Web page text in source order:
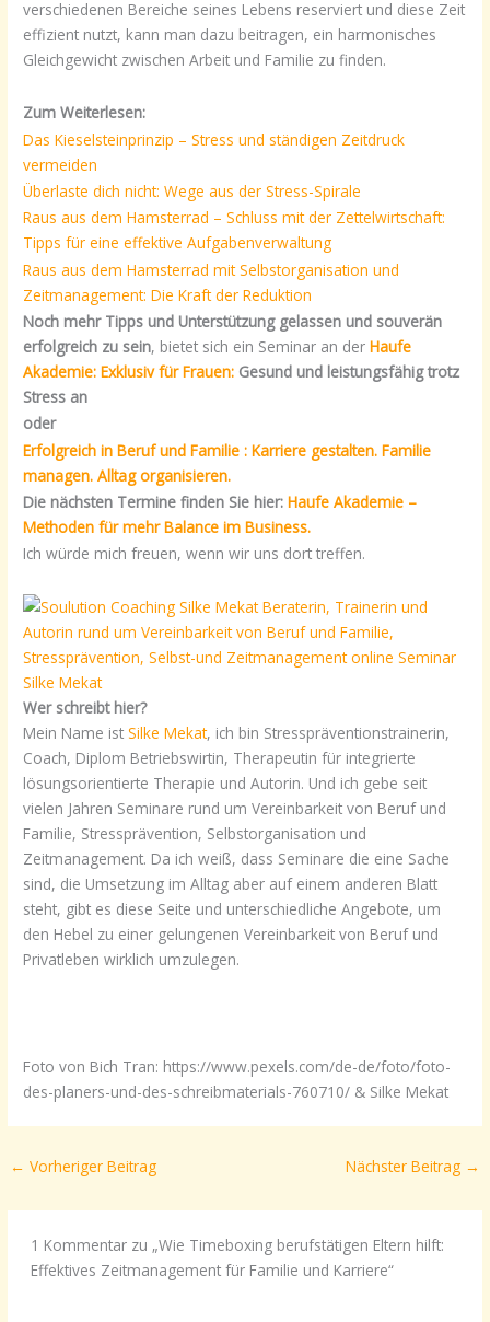
verschiedenen Bereiche seines Lebens reserviert und diese Zeit
effizient nutzt, kann man dazu beitragen, ein harmonisches
Gleichgewicht zwischen Arbeit und Familie zu finden.
Zum Weiterlesen:
Das Kieselsteinprinzip – Stress und ständigen Zeitdruck
vermeiden
Überlaste dich nicht: Wege aus der Stress-Spirale
Raus aus dem Hamsterrad – Schluss mit der Zettelwirtschaft:
Tipps für eine effektive Aufgabenverwaltung
Raus aus dem Hamsterrad mit Selbstorganisation und
Zeitmanagement: Die Kraft der Reduktion
Noch mehr Tipps und Unterstützung gelassen und souverän
erfolgreich zu sein, bietet sich ein Seminar an derHaufe
Akademie: Exklusiv für Frauen: Gesund und leistungsfähig trotz
Stress an
oder
Erfolgreich in Beruf und Familie : Karriere gestalten. Familie
managen. Alltag organisieren.
Die nächsten Termine finden Sie hier:Haufe Akademie –
Methoden für mehr Balance im Business.
Ich würde mich freuen, wenn wir uns dort treffen.
Wer schreibt hier?
Mein Name istSilke Mekat, ich bin Stresspräventionstrainerin,
Coach, Diplom Betriebswirtin, Therapeutin für integrierte
lösungsorientierte Therapie und Autorin. Und ich gebe seit
vielen Jahren Seminare rund um Vereinbarkeit von Beruf und
Familie, Stressprävention, Selbstorganisation und
Zeitmanagement. Da ich weiß, dass Seminare die eine Sache
sind, die Umsetzung im Alltag aber auf einem anderen Blatt
steht, gibt es diese Seite und unterschiedliche Angebote, um
den Hebel zu einer gelungenen Vereinbarkeit von Beruf und
Privatleben wirklich umzulegen.
Foto von Bich Tran: https://www.pexels.com/de-de/foto/foto-
des-planers-und-des-schreibmaterials-760710/ & Silke Mekat
← Vorheriger Beitrag Nächster Beitrag →
1 Kommentar zu „Wie Timeboxing berufstätigen Eltern hilft:
Effektives Zeitmanagement für Familie und Karriere“